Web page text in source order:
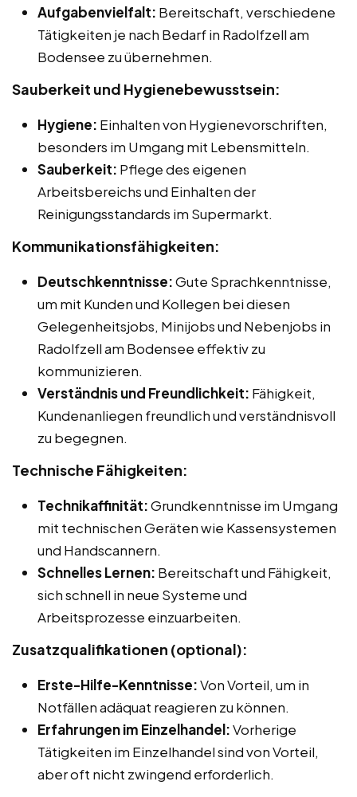
Aufgabenvielfalt: Bereitschaft, verschiedene
Tätigkeiten je nach Bedarf in Radolfzell am
Bodensee zu übernehmen.
Sauberkeit und Hygienebewusstsein:
Hygiene: Einhalten von Hygienevorschriften,
besonders im Umgang mit Lebensmitteln.
Sauberkeit: Pflege des eigenen
Arbeitsbereichs und Einhalten der
Reinigungsstandards im Supermarkt.
Kommunikationsfähigkeiten:
Deutschkenntnisse:Gute Sprachkenntnisse,
um mit Kunden und Kollegen bei diesen
Gelegenheitsjobs, Minijobs und Nebenjobs in
Radolfzell am Bodensee effektiv zu
kommunizieren.
Verständnis und Freundlichkeit: Fähigkeit,
Kundenanliegen freundlich und verständnisvoll
zu begegnen.
Technische Fähigkeiten:
Technikaffinität:Grundkenntnisse im Umgang
mit technischen Geräten wie Kassensystemen
und Handscannern.
Schnelles Lernen: Bereitschaft und Fähigkeit,
sich schnell in neue Systeme und
Arbeitsprozesse einzuarbeiten.
Zusatzqualifikationen (optional):
Erste-Hilfe-Kenntnisse:Von Vorteil, um in
Notfällen adäquat reagieren zu können.
Erfahrungen im Einzelhandel:Vorherige
Tätigkeiten im Einzelhandel sind von Vorteil,
aber oft nicht zwingend erforderlich.